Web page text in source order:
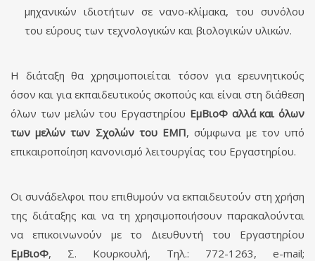
μηχανικών ιδιοτήτων σε νανο-κλίμακα, του συνόλου
του εύρους των τεχνολογικών και βιολογικών υλικών.
Η διάταξη θα χρησιμοποιείται τόσον για ερευνητικούς
όσον και για εκπαιδευτικούς σκοπούς και είναι στη διάθεση
όλων των μελών του Εργαστηρίου ΕμΒιοΦ αλλά και όλων
των μελών των Σχολών του ΕΜΠ, σύμφωνα με τον υπό
επικαιροποίηση κανονισμό λειτουργίας του Εργα­στη­ρίου.
Οι συνάδελφοι που επιθυμούν να εκπαιδευτούν στη χρήση
της διάταξης και να τη χρησι­μο­ποιήσουν παρακαλούνται
να επικοινωνούν με το Διευθυντή του Εργαστηρίου
ΕμΒιοΦ, Σ. Κουρκουλή, Τηλ.: 772-1263, e-mail;